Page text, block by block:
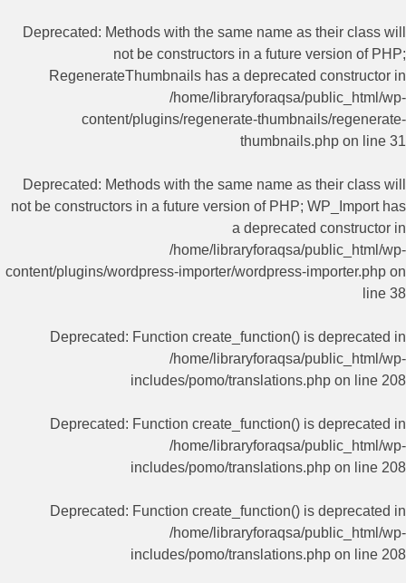
Deprecated: Methods with the same name as their class will
not be constructors in a future version of PHP;
RegenerateThumbnails has a deprecated constructor in
/home/libraryforaqsa/public_html/wp-
content/plugins/regenerate-thumbnails/regenerate-
thumbnails.php on line 31
Deprecated: Methods with the same name as their class will
not be constructors in a future version of PHP; WP_Import has
a deprecated constructor in
/home/libraryforaqsa/public_html/wp-
content/plugins/wordpress-importer/wordpress-importer.php on
line 38
Deprecated: Function create_function() is deprecated in
/home/libraryforaqsa/public_html/wp-
includes/pomo/translations.php on line 208
Deprecated: Function create_function() is deprecated in
/home/libraryforaqsa/public_html/wp-
includes/pomo/translations.php on line 208
Deprecated: Function create_function() is deprecated in
/home/libraryforaqsa/public_html/wp-
includes/pomo/translations.php on line 208